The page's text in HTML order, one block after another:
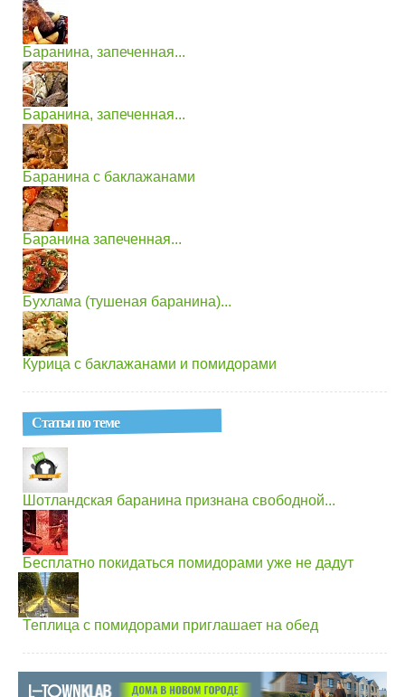
Баранина, запеченная...
Баранина, запеченная...
Баранина с баклажанами
Баранина запеченная...
Бухлама (тушеная баранина)...
Курица с баклажанами и помидорами
Статьи по теме
Шотландская баранина признана свободной...
Бесплатно покидаться помидорами уже не дадут
Теплица с помидорами приглашает на обед